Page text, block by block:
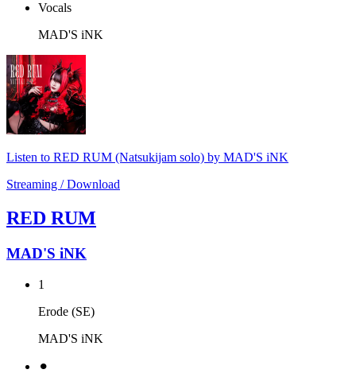
Vocals
MAD'S iNK
Listen to RED RUM (Natsukijam solo) by MAD'S iNK
Streaming / Download
RED RUM
MAD'S iNK
1
Erode (SE)
MAD'S iNK
⚫︎